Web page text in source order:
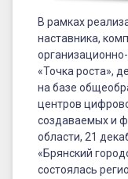
куб»,
технопарк
центры
«Точка
роста»
В рамках
наставника,
«Точка роста»,
на базе
центров
создаваемых и
области, 21
«Брянский
состоялась